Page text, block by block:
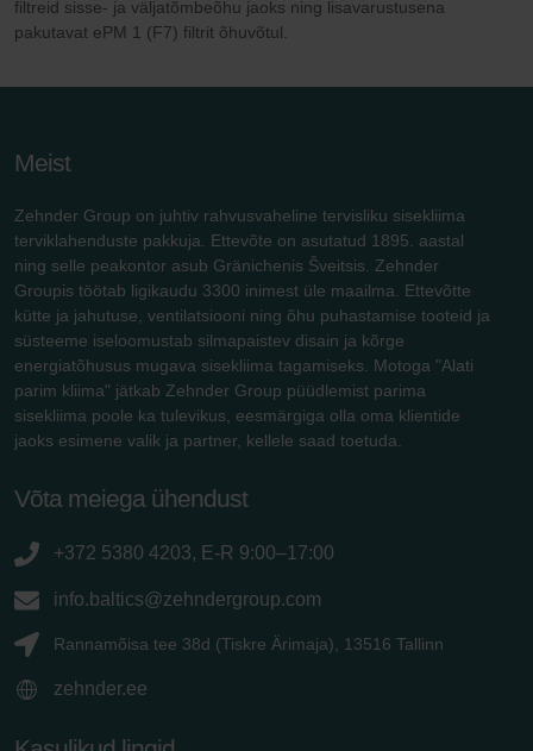
filtreid sisse- ja väljatõmbeõhu jaoks ning lisavarustusena
pakutavat ePM 1 (F7) filtrit õhuvõtul.
Meist
Zehnder Group on juhtiv rahvusvaheline tervisliku sisekliima
terviklahenduste pakkuja. Ettevõte on asutatud 1895. aastal
ning selle peakontor asub Gränichenis Šveitsis. Zehnder
Groupis töötab ligikaudu 3300 inimest üle maailma. Ettevõtte
kütte ja jahutuse, ventilatsiooni ning õhu puhastamise tooteid ja
süsteeme iseloomustab silmapaistev disain ja kõrge
energiatõhusus mugava sisekliima tagamiseks. Motoga "Alati
parim kliima" jätkab Zehnder Group püüdlemist parima
sisekliima poole ka tulevikus, eesmärgiga olla oma klientide
jaoks esimene valik ja partner, kellele saad toetuda.
Võta meiega ühendust
+372 5380 4203, E-R 9:00–17:00
info.baltics@zehndergroup.com
Rannamõisa tee 38d (Tiskre Ärimaja), 13516 Tallinn
zehnder.ee